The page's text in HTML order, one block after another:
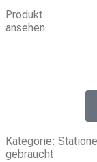
Produkt
ansehen
Kategorie:
gebraucht